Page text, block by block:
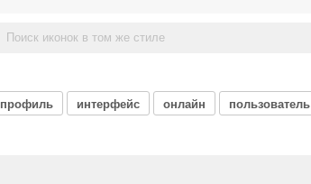
профиль интерфейс онлайн пользователь